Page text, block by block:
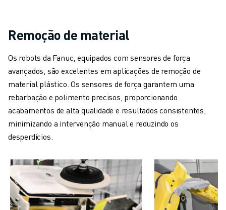
Remoção de material
Os robots da Fanuc, equipados com sensores de força
avançados, são excelentes em aplicações de remoção de
material plástico. Os sensores de força garantem uma
rebarbação e polimento precisos, proporcionando
acabamentos de alta qualidade e resultados consistentes,
minimizando a intervenção manual e reduzindo os
desperdícios.